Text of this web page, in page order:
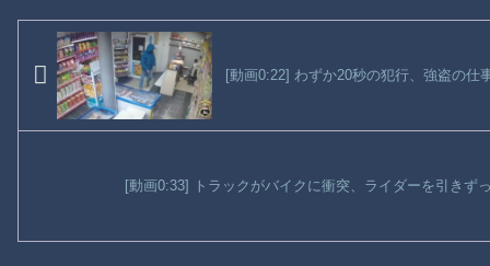
[動画0:22] わずか20秒の犯行、強盗の仕
[動画0:33] トラックがバイクに衝突、ライダーを引きず